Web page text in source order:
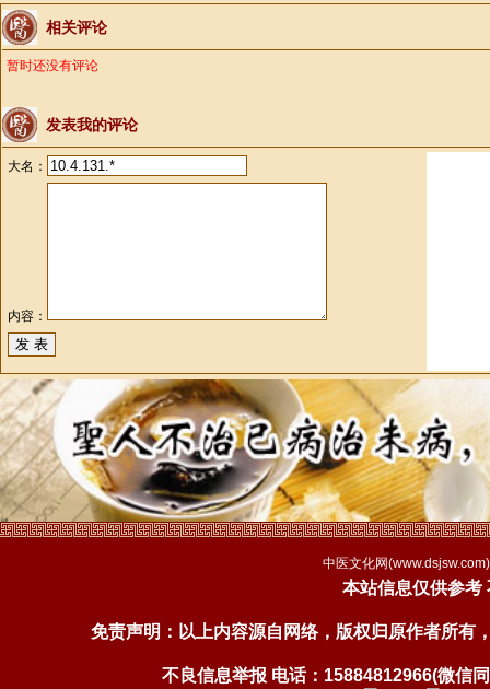
相关评论
暂时还没有评论
发表我的评论
大名：
内容：
中医文化网(www.dsjsw.com
本站信息仅供参考
免责声明：以上内容源自网络，版权归原作者所有
不良信息举报 电话：15884812966(微